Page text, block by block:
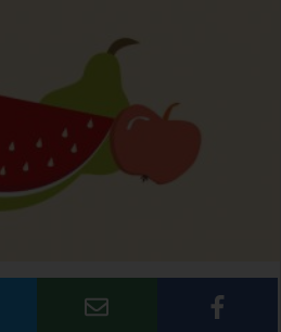
rendelkezik. Húsa sárga,